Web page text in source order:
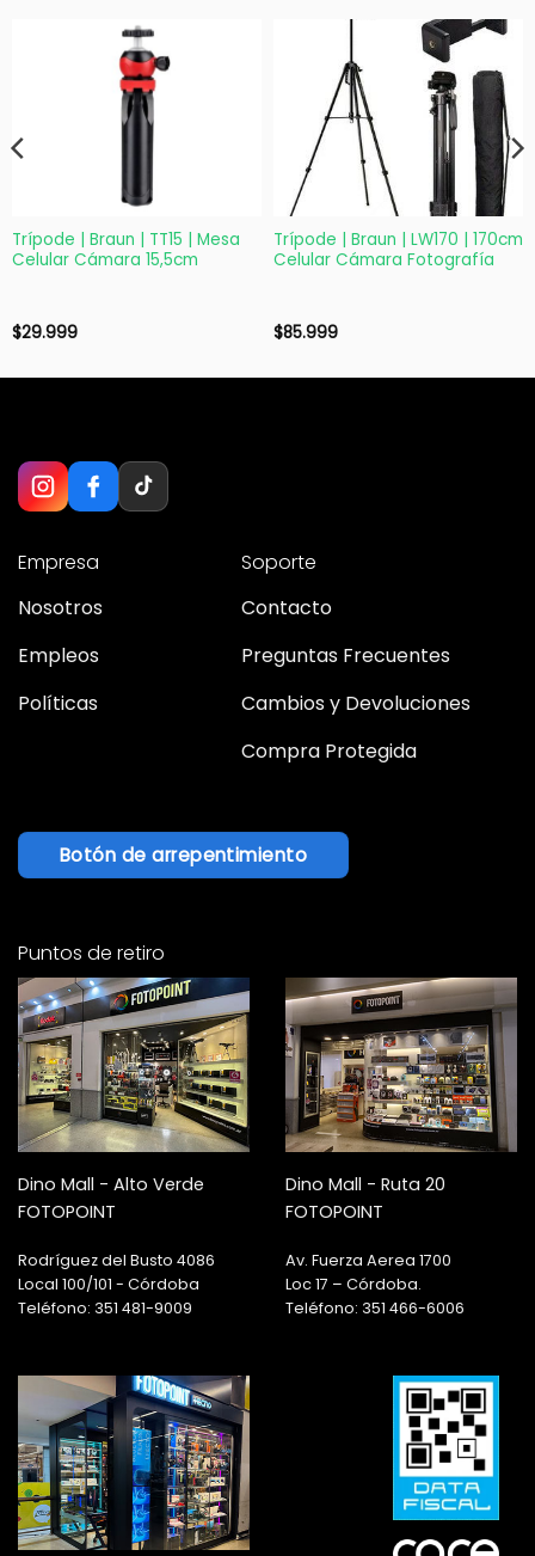
Trípode | Braun | TT15 | Mesa
Celular Cámara 15,5cm
$29.999
Trípode | Braun | LW170 | 170cm
Celular Cámara Fotografía
$85.999
Empresa
Nosotros
Empleos
Políticas
Soporte
Contacto
Preguntas Frecuentes
Cambios y Devoluciones
Compra Protegida
Botón de arrepentimiento
Puntos de retiro
Dino Mall - Alto Verde
FOTOPOINT
Rodríguez del Busto 4086
Local 100/101 - Córdoba
Teléfono: 351 481-9009
Dino Mall - Ruta 20
FOTOPOINT
Av. Fuerza Aerea 1700
Loc 17 – Córdoba.
Teléfono: 351 466-6006